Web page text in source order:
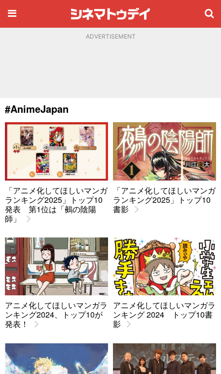
ADVERTISEMENT
#AnimeJapan
「アニメ化してほしいマンガ
ランキング2025」トップ10
発表 第1位は「鵺の陰陽
師」
「アニメ化してほしいマンガ
ランキング2025」トップ10
書影
アニメ化してほしいマンガラ
ンキング2024、トップ10が
発表！
アニメ化してほしいマンガラ
ンキング 2024 トップ10書
影